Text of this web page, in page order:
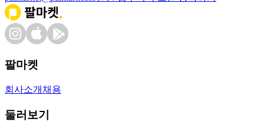
팔마켓
회사소개 채용
둘러보기